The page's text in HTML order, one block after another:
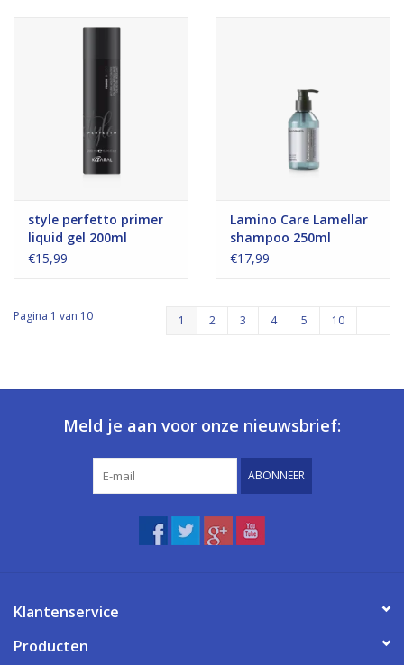
style perfetto primer
liquid gel 200ml
€15,99
Lamino Care Lamellar
shampoo 250ml
€17,99
Pagina 1 van 10 1 2 3 4 5 10
Meld je aan voor onze nieuwsbrief:
ABONNEER
Klantenservice
Producten